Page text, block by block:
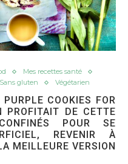
Mes recettes santé
Sans gluten Végétarien
COOKIES FOR
PROFITAIT DE CETTE
POUR SE
REVENIR À
MEILLEURE VERSION